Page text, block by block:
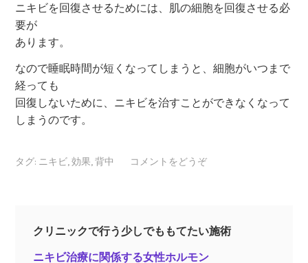
ニキビを回復させるためには、肌の細胞を回復させる必
要が
あります。
なので睡眠時間が短くなってしまうと、細胞がいつまで
経っても
回復しないために、ニキビを治すことができなくなって
しまうのです。
タグ: ニキビ,効果,背中 コメントをどうぞ
クリニックで行う少しでももてたい施術
ニキビ治療に関係する女性ホルモン